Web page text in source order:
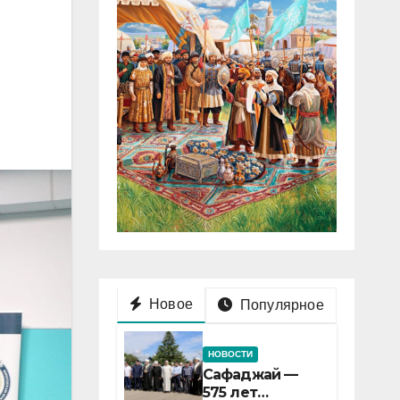
Новое Популярное
НОВОСТИ
Сафаджай —
575 лет